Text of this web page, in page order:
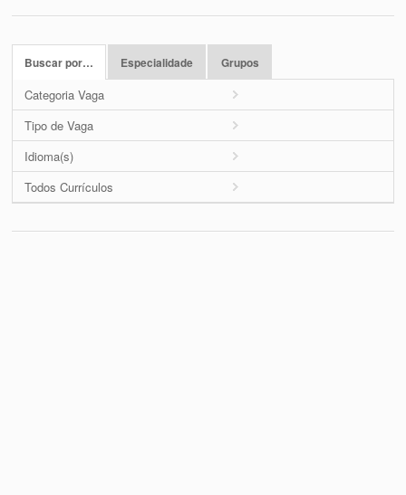
Buscar por… Especialidade Grupos
Categoria Vaga
Tipo de Vaga
Idioma(s)
Todos Currículos